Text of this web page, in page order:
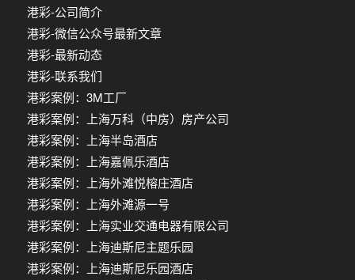
港彩-公司简介
港彩-微信公众号最新文章
港彩-最新动态
港彩-联系我们
港彩案例：3M工厂
港彩案例：上海万科（中房）房产公司
港彩案例：上海半岛酒店
港彩案例：上海嘉佩乐酒店
港彩案例：上海外滩悦榕庄酒店
港彩案例：上海外滩源一号
港彩案例：上海实业交通电器有限公司
港彩案例：上海迪斯尼主题乐园
港彩案例：上海迪斯尼乐园酒店